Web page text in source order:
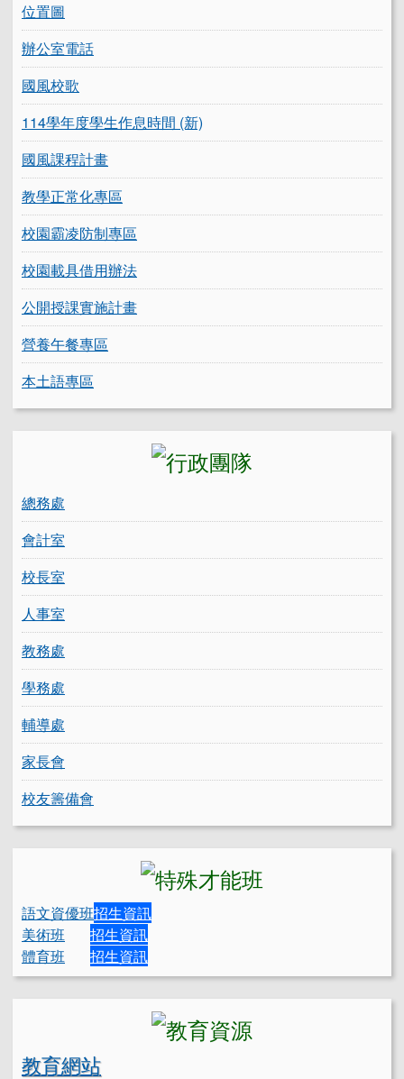
位置圖
辦公室電話
國風校歌
114學年度學生作息時間 (新)
國風課程計畫
教學正常化專區
校園霸凌防制專區
校園載具借用辦法
公開授課實施計畫
營養午餐專區
本土語專區
總務處
會計室
校長室
人事室
教務處
學務處
輔導處
家長會
校友籌備會
語文資優班招生資訊
美術班
招生資訊
體育班
招生資訊
教育網站